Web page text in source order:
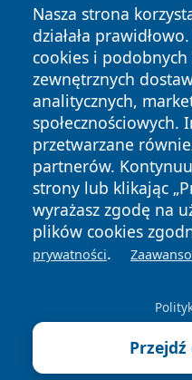
Nasza strona
działała
cookies i
zewnętrznych
analitycznych,
przetwarzane
partnerów.
strony lub klikając
wyrażasz zgodę na
plików cookies
prywatności.
Copyright © 2026
zastrzeżone.
News Autorzy
cześć